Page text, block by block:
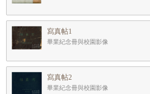
寫真帖1
畢業紀念冊與校園影像
寫真帖2
畢業紀念冊與校園影像